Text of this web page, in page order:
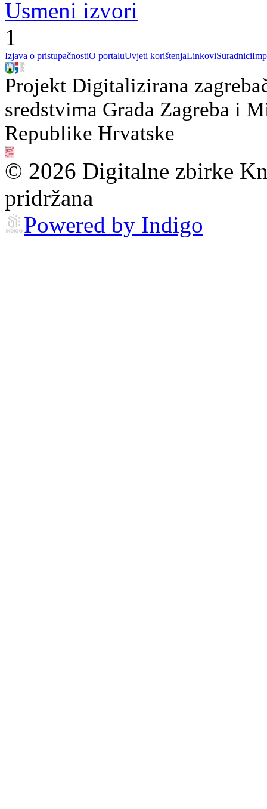
Usmeni izvori
1
Izjava o pristupačnostiO portaluUvjeti korištenjaLinkoviSuradnici
Projekt Digitalizirana
sredstvima Grada Zagreba i
Republike Hrvatske
© 2026 Digitalne zbirke
pridržana
Powered by Indigo